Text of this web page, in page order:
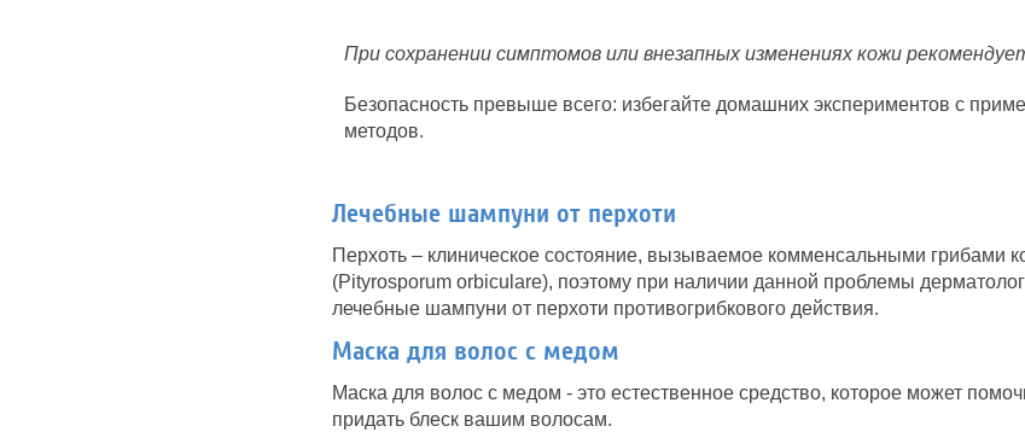
При сохранении симптомов или внезапных изменениях кожи
Безопасность превыше всего: избегайте домашних экспериментов с
методов.
Лечебные шампуни от перхоти
Перхоть – клиническое состояние, вызываемое комменсальными грибами
(Pityrosporum orbiculare), поэтому при наличии данной проблемы
лечебные шампуни от перхоти противогрибкового действия.
Маска для волос с медом
Маска для волос с медом - это естественное средство, которое может
придать блеск вашим волосам.